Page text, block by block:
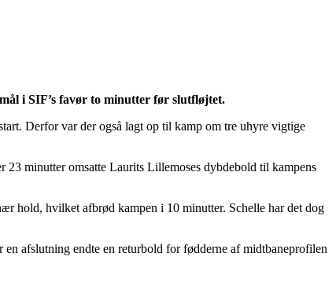
i SIF’s favør to minutter før slutfløjtet.
Derfor var der også lagt op til kamp om tre uhyre vigtige
23 minutter omsatte Laurits Lillemoses dybdebold til kampens
hold, hvilket afbrød kampen i 10 minutter. Schelle har det dog
afslutning endte en returbold for fødderne af midtbaneprofilen